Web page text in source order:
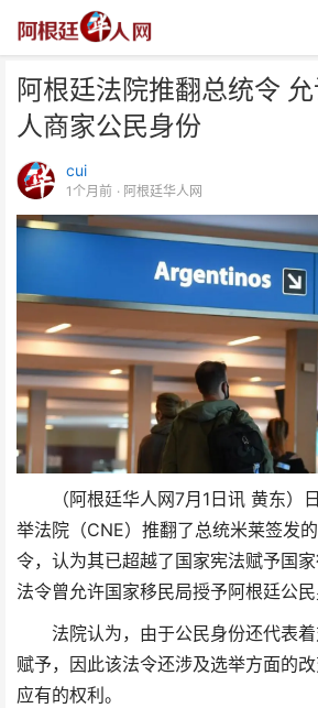
阿根廷法院推翻总统令
人商家公民身份
cui
1个月前 · 阿根廷华人网
（阿根廷华人网7月1日讯 黄东）
举法院（CNE）推翻了总统米莱签发
令，认为其已超越了国家宪法赋予国
法令曾允许国家移民局授予阿根廷公民
法院认为，由于公民身份还代表
赋予，因此该法令还涉及选举方面的
应有的权利。
阿根廷法院推翻总统令 允许授
一名华人商家公民身份